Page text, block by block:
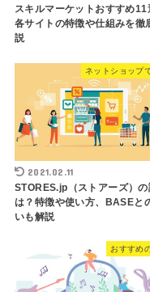
スキルマーケットおすすめ11
各サイトの特徴や仕組みを徹
説
ネットショップ
2021.02.11
STORES.jp（ストアーズ）の
は？特徴や使い方、BASEと
いも解説
おすすめ